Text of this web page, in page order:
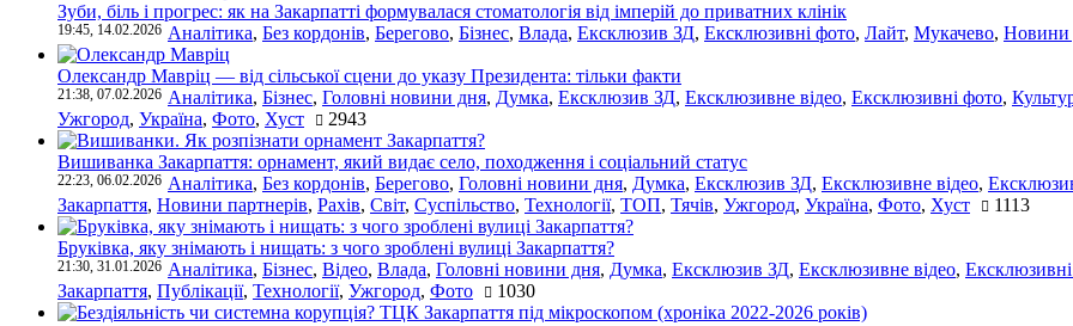
Зуби, біль і прогрес: як на Закарпатті формувалася стоматологія від імперій до приватних клінік
19:45, 14.02.2026 Аналітика, Без кордонів, Берегово, Бізнес, Влада, Ексклюзив ЗД, Ексклюзивні фото, Лайт, Мукачево, Новини
Олександр Мавріц — від сільської сцени до указу Президента: тільки факти
21:38, 07.02.2026 Аналітика, Бізнес, Головні новини дня, Думка, Ексклюзив ЗД, Ексклюзивне відео, Ексклюзивні фото,
Ужгород, Україна, Фото, Хуст 2943
Вишиванка Закарпаття: орнамент, який видає село, походження і соціальний статус
22:23, 06.02.2026 Аналітика, Без кордонів, Берегово, Головні новини дня, Думка, Ексклюзив ЗД, Ексклюзивне відео,
Закарпаття, Новини партнерів, Рахів, Світ, Суспільство, Технології, ТОП, Тячів, Ужгород, Україна, Фото, Хуст 1113
Бруківка, яку знімають і нищать: з чого зроблені вулиці Закарпаття?
21:30, 31.01.2026 Аналітика, Бізнес, Відео, Влада, Головні новини дня, Думка, Ексклюзив ЗД, Ексклюзивне відео,
Закарпаття, Публікації, Технології, Ужгород, Фото 1030